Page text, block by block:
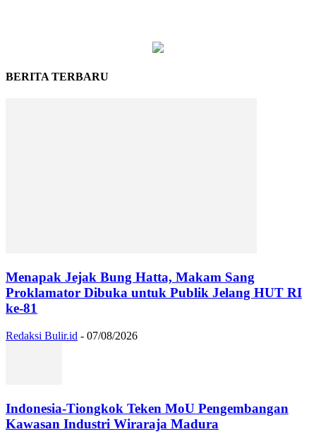
BERITA TERBARU
Menapak Jejak Bung Hatta, Makam Sang
Proklamator Dibuka untuk Publik Jelang HUT RI
ke-81
Redaksi Bulir.id - 07/08/2026
Indonesia-Tiongkok Teken MoU Pengembangan
Kawasan Industri Wiraraja Madura